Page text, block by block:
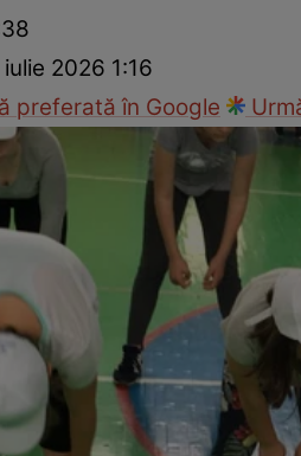
2026 1:16
preferată în Google